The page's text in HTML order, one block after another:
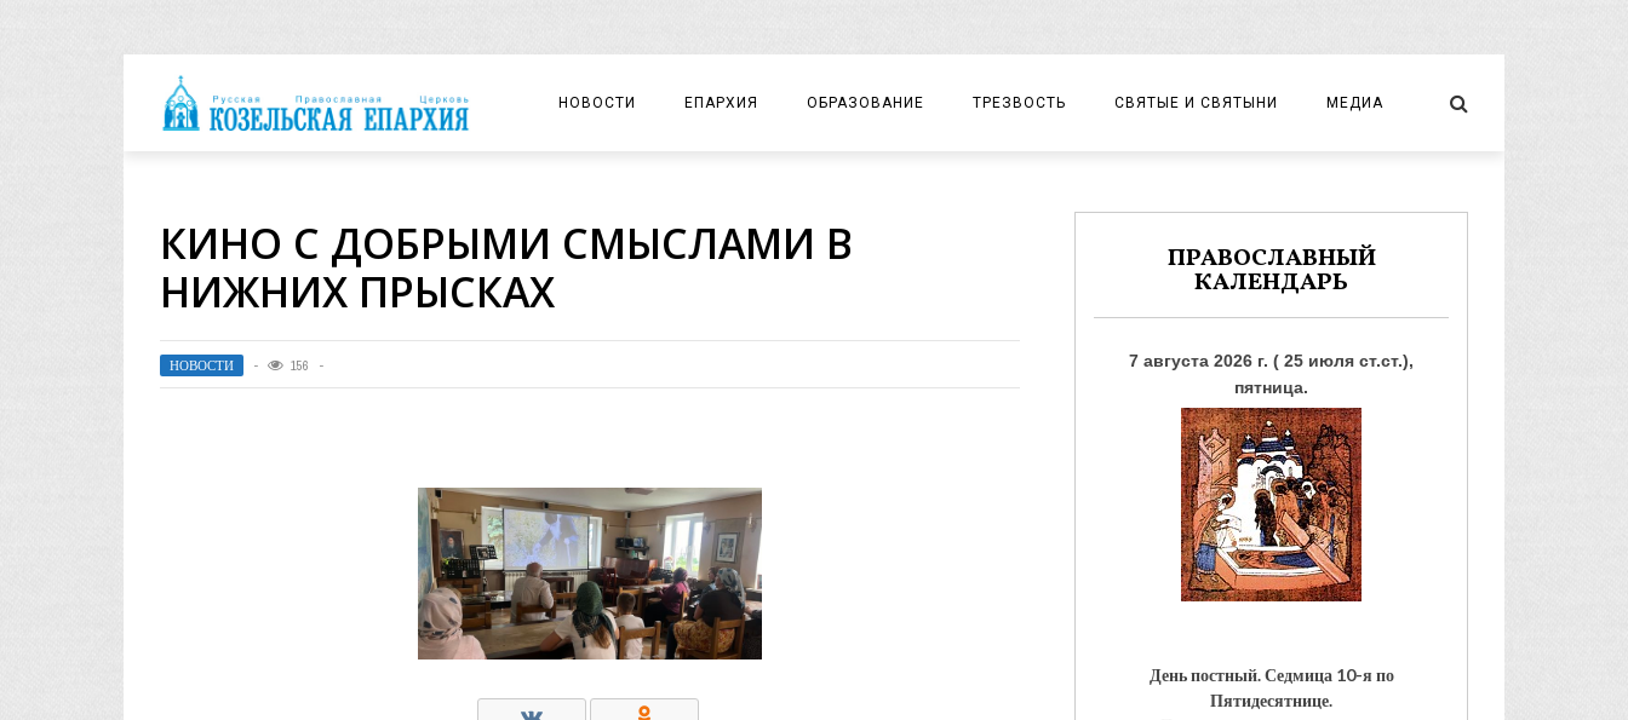
НОВОСТИ ЕПАРХИЯ
ЕПАРХИАЛЬНОЕ УПРАВЛЕНИЕ
ЕПАРХИАЛЬНЫЕ ОТДЕЛЫ
ДУХОВЕНСТВО
ХРАМЫ И МОНАСТЫРИ
МАТЕРИАЛЫ
КОНТАКТЫ/РЕКВИЗИТЫ
ОБРАЗОВАНИЕ
ЦЕНТР «ВОЗРОЖДЕНИЕ»
ТРЕЗВОСТЬ СВЯТЫЕ И СВЯТЫНИ МЕДИА
ФОТО
КИНО С ДОБРЫМИ СМЫСЛАМИ В
НИЖНИХ ПРЫСКАХ
НОВОСТИ 156
ПРАВОСЛАВНЫЙ
КАЛЕНДАРЬ
7 августа 2026 г. ( 25 июля ст.ст.),
пятница.
День постный.Седмица 10-я по
Пятидесятнице.